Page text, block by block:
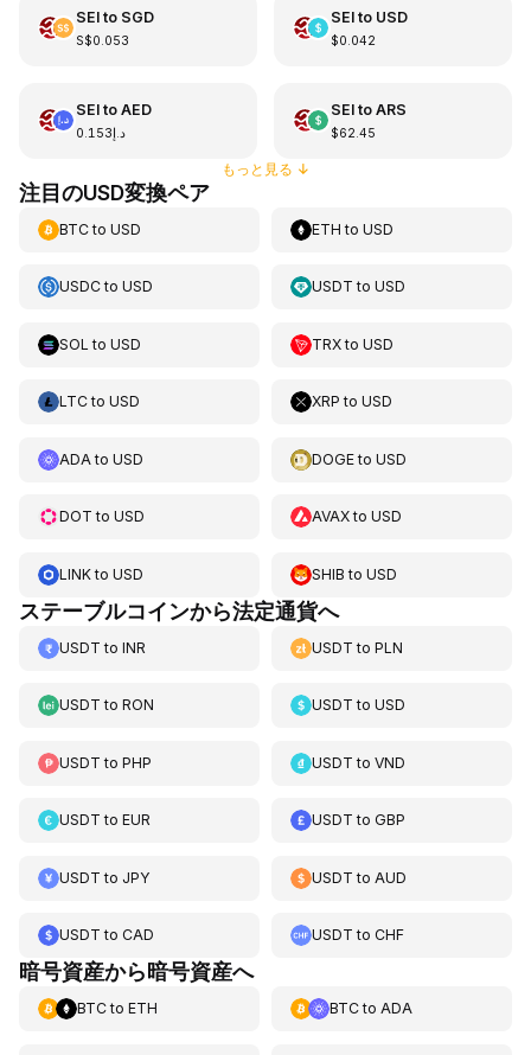
SEIto SGD
S$0.053
SEIto USD
$0.042
SEIto AED
د.إ0.153
SEIto ARS
$62.45
もっと見る ↓
注目のUSD変換ペア
BTCto USD ETH toUSD
USDCto USD USDT toUSD
SOL to USD TRXtoUSD
LTCto USD XRP toUSD
ADA to USD DOGEtoUSD
DOT to USD AVAXtoUSD
LINKto USD SHIB toUSD
ステーブルコインから法定通貨へ
USDT to INR USDT toPLN
USDT to RON USDT toUSD
USDT to PHP USDT toVND
USDT to EUR USDT toGBP
USDT to JPY USDT to AUD
USDT to CAD USDT toCHF
暗号資産から暗号資産へ
BTCto ETH BTCto ADA